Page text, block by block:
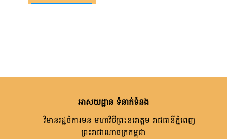
អាសយដ្ឋាន ទំនាក់ទំនង
វិមានរដ្ឋចំការមន មហាវិថីព្រះនរោត្តម រាជធានីភ្នំពេញ
ព្រះរាជាណាចក្រកម្ពុជា